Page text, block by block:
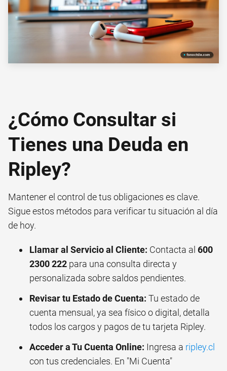
¿Cómo Consultar si
Tienes una Deuda en
Ripley?
Mantener el control de tus obligaciones es clave.
Sigue estos métodos para verificar tu situación al día
de hoy.
Llamar al Servicio al Cliente: Contacta al 600
2300 222 para una consulta directa y
personalizada sobre saldos pendientes.
Revisar tu Estado de Cuenta: Tu estado de
cuenta mensual, ya sea físico o digital, detalla
todos los cargos y pagos de tu tarjeta Ripley.
Acceder a Tu Cuenta Online: Ingresa a ripley.cl
con tus credenciales. En "Mi Cuenta"